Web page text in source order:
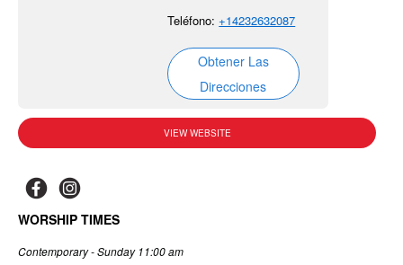
Teléfono:+14232632087
Obtener Las
Direcciones
VIEW WEBSITE
WORSHIP TIMES
Contemporary - Sunday 11:00 am